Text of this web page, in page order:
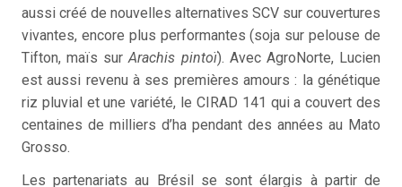
aussi créé de nouvelles alternatives SCV sur couvertures
vivantes, encore plus performantes (soja sur pelouse de
Tifton, maïs surArachis pintoï). Avec AgroNorte, Lucien
est aussi revenu à ses premières amours : la génétique
riz pluvial et une variété, le CIRAD 141 qui a couvert des
centaines de milliers d’ha pendant des années au Mato
Grosso.
Les partenariats au Brésil se sont élargis à partir de